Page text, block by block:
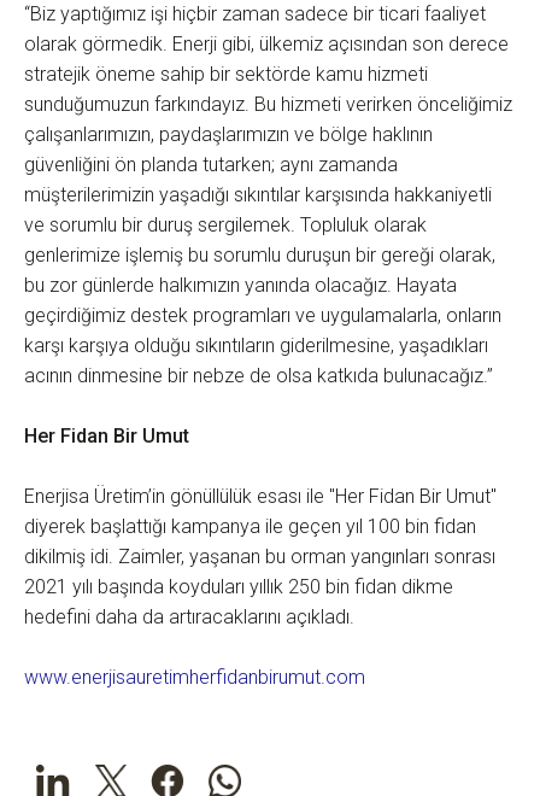
“Biz yaptığımız işi hiçbir zaman sadece bir ticari faaliyet
olarak görmedik. Enerji gibi, ülkemiz açısından son derece
stratejik öneme sahip bir sektörde kamu hizmeti
sunduğumuzun farkındayız. Bu hizmeti verirken önceliğimiz
çalışanlarımızın, paydaşlarımızın ve bölge haklının
güvenliğini ön planda tutarken; aynı zamanda
müşterilerimizin yaşadığı sıkıntılar karşısında hakkaniyetli
ve sorumlu bir duruş sergilemek. Topluluk olarak
genlerimize işlemiş bu sorumlu duruşun bir gereği olarak,
bu zor günlerde halkımızın yanında olacağız. Hayata
geçirdiğimiz destek programları ve uygulamalarla, onların
karşı karşıya olduğu sıkıntıların giderilmesine, yaşadıkları
acının dinmesine bir nebze de olsa katkıda bulunacağız.”
Her Fidan Bir Umut
Enerjisa Üretim’in gönüllülük esası ile "Her Fidan Bir Umut"
diyerek başlattığı kampanya ile geçen yıl 100 bin fidan
dikilmiş idi. Zaimler, yaşanan bu orman yangınları sonrası
2021 yılı başında koyduları yıllık 250 bin fidan dikme
hedefini daha da artıracaklarını açıkladı.
www.enerjisauretimherfidanbirumut.com